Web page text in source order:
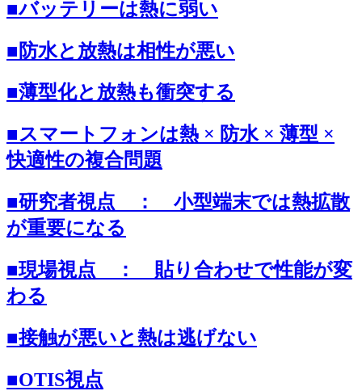
■バッテリーは熱に弱い
■防水と放熱は相性が悪い
■薄型化と放熱も衝突する
■スマートフォンは熱 × 防水 × 薄型 ×
快適性の複合問題
■研究者視点 ： 小型端末では熱拡散
が重要になる
■現場視点 ： 貼り合わせで性能が変
わる
■接触が悪いと熱は逃げない
■OTIS視点